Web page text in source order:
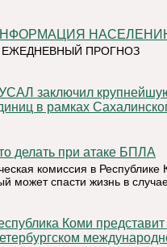
ИНФОРМАЦИЯ
ПРОГНОЗ
в рамках
делать при атаке БПЛА
комиссия в
может спасти жизнь в